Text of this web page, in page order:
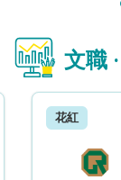
文職
花紅